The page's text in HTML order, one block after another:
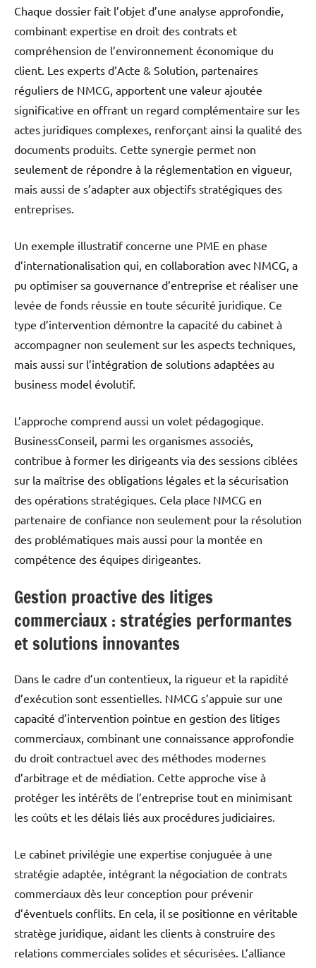
Chaque dossier fait l’objet d’une analyse approfondie,
combinant expertise en droit des contrats et
compréhension de l’environnement économique du
client. Les experts d’Acte & Solution, partenaires
réguliers de NMCG, apportent une valeur ajoutée
significative en offrant un regard complémentaire sur les
actes juridiques complexes, renforçant ainsi la qualité des
documents produits. Cette synergie permet non
seulement de répondre à la réglementation en vigueur,
mais aussi de s’adapter aux objectifs stratégiques des
entreprises.
Un exemple illustratif concerne une PME en phase
d’internationalisation qui, en collaboration avec NMCG, a
pu optimiser sa gouvernance d’entreprise et réaliser une
levée de fonds réussie en toute sécurité juridique. Ce
type d’intervention démontre la capacité du cabinet à
accompagner non seulement sur les aspects techniques,
mais aussi sur l’intégration de solutions adaptées au
business model évolutif.
L’approche comprend aussi un volet pédagogique.
BusinessConseil, parmi les organismes associés,
contribue à former les dirigeants via des sessions ciblées
sur la maîtrise des obligations légales et la sécurisation
des opérations stratégiques. Cela place NMCG en
partenaire de confiance non seulement pour la résolution
des problématiques mais aussi pour la montée en
compétence des équipes dirigeantes.
Gestion proactive des litiges
commerciaux : stratégies performantes
et solutions innovantes
Dans le cadre d’un contentieux, la rigueur et la rapidité
d’exécution sont essentielles. NMCG s’appuie sur une
capacité d’intervention pointue en gestion des litiges
commerciaux, combinant une connaissance approfondie
du droit contractuel avec des méthodes modernes
d’arbitrage et de médiation. Cette approche vise à
protéger les intérêts de l’entreprise tout en minimisant
les coûts et les délais liés aux procédures judiciaires.
Le cabinet privilégie une expertise conjuguée à une
stratégie adaptée, intégrant la négociation de contrats
commerciaux dès leur conception pour prévenir
d’éventuels conflits. En cela, il se positionne en véritable
stratège juridique, aidant les clients à construire des
relations commerciales solides et sécurisées. L’alliance